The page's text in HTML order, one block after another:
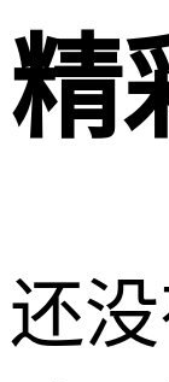
精
还